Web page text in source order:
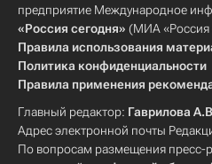
предприятие Международное
«Россия сегодня» (МИА «Россия
Правила использования
Политика конфиденциальности
Правила применения
Главный редактор: Гаврилова
Адрес электронной почты
По вопросам размещения пресс-